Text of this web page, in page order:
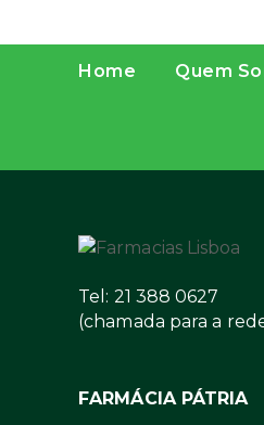
Home Quem
Tel: 21 388 0627
(chamada para a
FARMÁCIA PÁTRIA